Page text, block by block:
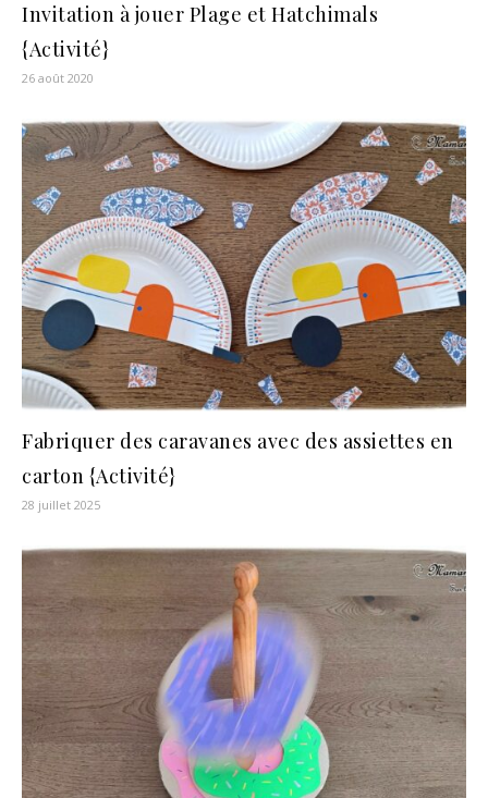
Invitation à jouer Plage et Hatchimals
{Activité}
26 août 2020
Fabriquer des caravanes avec des assiettes en
carton {Activité}
28 juillet 2025